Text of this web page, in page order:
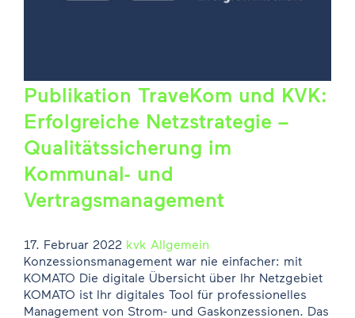
Publikation TraveKom und KVK:
Erfolgreiche Netzstrategie –
Qualitätssicherung im
Kommunal- und
Vertragsmanagement
17. Februar 2022 kvk Allgemein
Konzessionsmanagement war nie einfacher: mit
KOMATO Die digitale Übersicht über Ihr Netzgebiet
KOMATO ist Ihr digitales Tool für professionelles
Management von Strom- und Gaskonzessionen. Das